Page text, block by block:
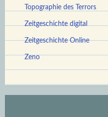
Topographie des Terrors
Zeitgeschichte digital
Zeitgeschichte Online
Zeno